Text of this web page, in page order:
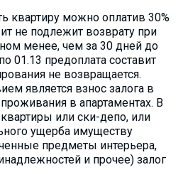
квартиру можно оплатив 30%
не подлежит возврату при
менее, чем за 30 дней до
01.13 предоплата составит
не возвращается.
является взнос залога в
в апартаментах. В
или ски-депо, или
ущерба имуществу
предметы интерьера,
и прочее) залог